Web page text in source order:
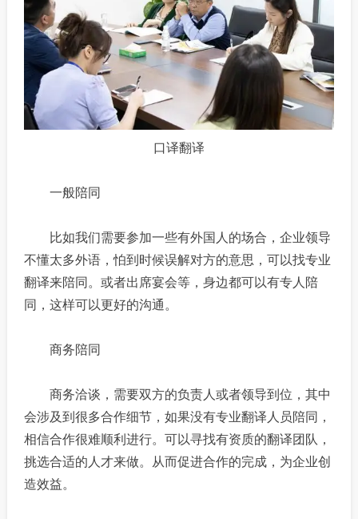
口译翻译
一般陪同
比如我们需要参加一些有外国人的场合，企业领导
不懂太多外语，怕到时候误解对方的意思，可以找专业
翻译来陪同。或者出席宴会等，身边都可以有专人陪
同，这样可以更好的沟通。
商务陪同
商务洽谈，需要双方的负责人或者领导到位，其中
会涉及到很多合作细节，如果没有专业翻译人员陪同，
相信合作很难顺利进行。可以寻找有资质的翻译团队，
挑选合适的人才来做。从而促进合作的完成，为企业创
造效益。